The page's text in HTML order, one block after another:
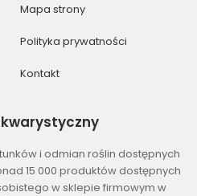
Mapa strony
Polityka prywatności
Kontakt
i odmian roślin dostępnych
15 000 produktów dostępnych
w sklepie firmowym w